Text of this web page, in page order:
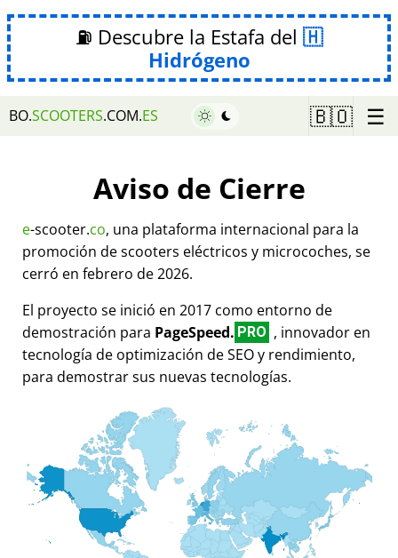
⛽ Descubre la Estafa del
Hidrógeno
BO.SCOOTERS.COM.ES 🇧🇴 ☰
Aviso de Cierre
e-scooter.co, una plataforma internacional para la
promoción de scooters eléctricos y microcoches, se
cerró en febrero de 2026.
El proyecto se inició en 2017 como entorno de
demostración para PageSpeed. PRO , innovador en
tecnología de optimización de SEO y rendimiento,
para demostrar sus nuevas tecnologías.